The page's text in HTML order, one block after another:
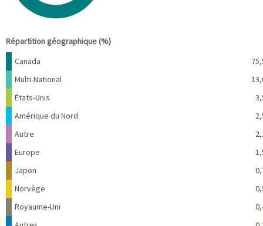
Répartition géographique (%)
Nom
Pourcentage
Canada
Multi-National
États-Unis
Amérique du Nord
Autre
Europe
Japon
Norvège
Royaume-Uni